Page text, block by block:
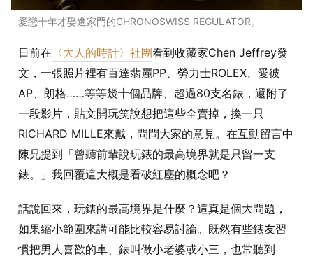
愛戀十年才娶進家門的CHRONOSWISS REGULATOR。
日前在 〈大人的時計〉社團看到收藏家Chen Jeffrey發
文，一張照片裡有百達翡麗PP、勞力士ROLEX、愛彼
AP、朗格……等等幾十個品牌、超過80支名錶，還附了
一段影片，貼文開玩笑說想把這些全賣掉，換一只
RICHARD MILLE來戴，問問大家的意見。在互動留言中
陳兄提到「曾聽前輩說玩錶的最高境界就是只留一支
錶。」我回覆這大概是看破紅塵的概念吧？
話說回來，玩錶的最高境界是什麼？這真是個大問題，
如果縮小範圍來講可能比較容易討論。既然有些錶友習
慣把男人喜歡的車、錶叫做小老婆或小三，也常聽到